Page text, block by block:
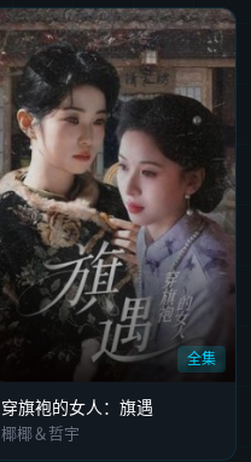
全集
穿旗袍的女人：旗遇
椰椰＆哲宇